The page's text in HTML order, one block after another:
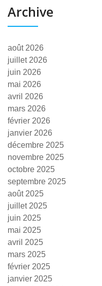
Archive
août 2026
juillet 2026
juin 2026
mai 2026
avril 2026
mars 2026
février 2026
janvier 2026
décembre 2025
novembre 2025
octobre 2025
septembre 2025
août 2025
juillet 2025
juin 2025
mai 2025
avril 2025
mars 2025
février 2025
janvier 2025